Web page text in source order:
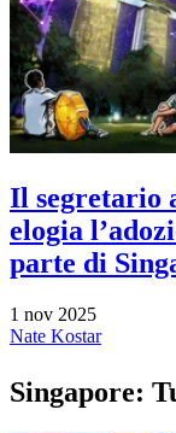
Il segretario
elogia
parte di
1 nov 2025
Nate Kostar
Singapore: